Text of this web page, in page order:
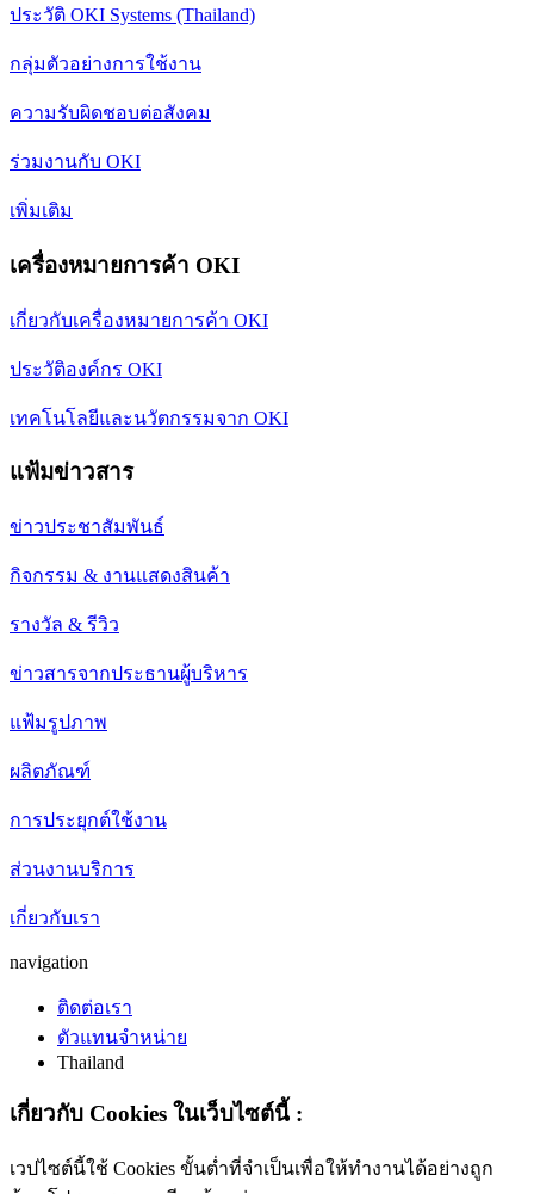
ประวัติ OKI Systems (Thailand)
กลุ่มตัวอย่างการใช้งาน
ความรับผิดชอบต่อสังคม
ร่วมงานกับ OKI
เพิ่มเติม
เครื่องหมายการค้า OKI
เกี่ยวกับเครื่องหมายการค้า OKI
ประวัติองค์กร OKI
เทคโนโลยีและนวัตกรรมจาก OKI
แฟ้มข่าวสาร
ข่าวประชาสัมพันธ์
กิจกรรม & งานแสดงสินค้า
รางวัล & รีวิว
ข่าวสารจากประธานผู้บริหาร
แฟ้มรูปภาพ
ผลิตภัณฑ์
การประยุกต์ใช้งาน
ส่วนงานบริการ
เกี่ยวกับเรา
navigation
ติดต่อเรา
ตัวแทนจำหน่าย
Thailand
เกี่ยวกับ Cookies ในเว็บไซต์นี้ :
เวปไซต์นี้ใช้ Cookies ขั้นต่ำที่จำเป็นเพื่อให้ทำงานได้อย่างถูก